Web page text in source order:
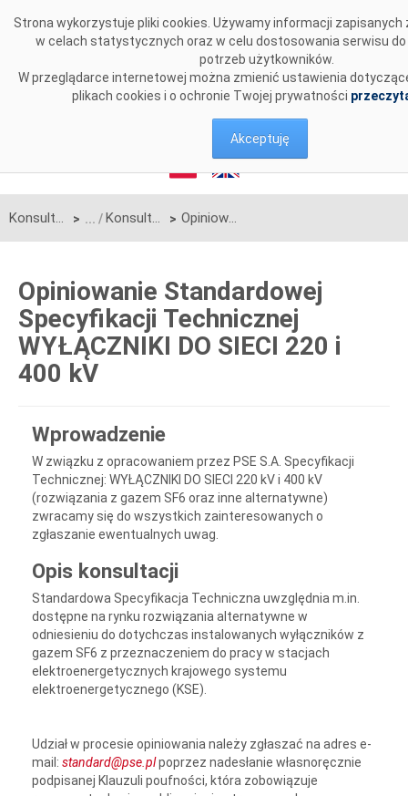
Strona wykorzystuje pliki cookies. Używamy informacji zapisanych
w celach statystycznych oraz w celu dostosowania serwisu do
potrzeb użytkowników.
W przeglądarce internetowej można zmienić ustawienia
plikach cookies i o ochronie Twojej prywatności
Akceptuję
Konsultacje > Konsultacje zakończone > Opiniowanie Standardowej Specyfikacji Technicznej WYŁĄCZNIKI DO SIECI 220 i 400 kV
Opiniowanie Standardowej
Specyfikacji Technicznej
WYŁĄCZNIKI DO SIECI 220 i
400 kV
Wprowadzenie
W związku z opracowaniem przez PSE S.A. Specyfikacji
Technicznej: WYŁĄCZNIKI DO SIECI 220 kV i 400 kV
(rozwiązania z gazem SF6 oraz inne alternatywne)
zwracamy się do wszystkich zainteresowanych o
zgłaszanie ewentualnych uwag.
Opis konsultacji
Standardowa Specyfikacja Techniczna uwzględnia m.in.
dostępne na rynku rozwiązania alternatywne w
odniesieniu do dotychczas instalowanych wyłączników z
gazem SF6 z przeznaczeniem do pracy w stacjach
elektroenergetycznych krajowego systemu
elektroenergetycznego (KSE).
Udział w procesie opiniowania należy zgłaszać na adres e-
mail: standard@pse.plpoprzez nadesłanie własnoręcznie
podpisanej Klauzuli poufności, która zobowiązuje